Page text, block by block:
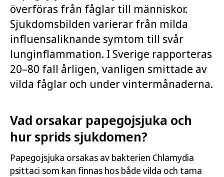
överföras från fåglar till människor.
Sjukdomsbilden varierar från milda
influensaliknande symtom till svår
lunginflammation. I Sverige rapporteras
20–80 fall årligen, vanligen smittade av
vilda fåglar och under vintermånaderna.
Vad orsakar papegojsjuka och
hur sprids sjukdomen?
Papegojsjuka orsakas av bakterien Chlamydia
psittaci som kan finnas hos både vilda och tama